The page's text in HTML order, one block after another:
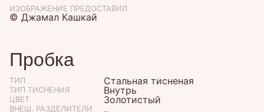
ИЗОБРАЖЕНИЕ ПРЕДОСТАВИЛ
© Джамал Кашкай
Пробка
ТИП Стальная тисненая
ТИП ТИСНЕНИЯ Внутрь
ЦВЕТ Золотистый
ВНЕШ. РАЗДЕЛИТЕЛИ ..